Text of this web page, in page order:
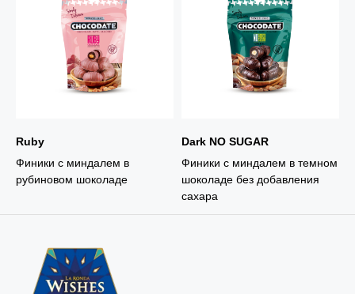
Ruby
Финики с миндалем в
рубиновом шоколаде
Dark NO SUGAR
Финики с миндалем в темном
шоколаде без добавления
сахара